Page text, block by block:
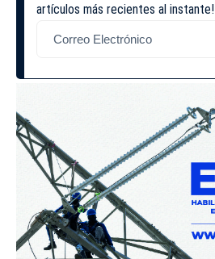
artículos más recientes al instante!